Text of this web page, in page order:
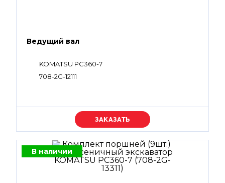
Ведущий вал
KOMATSU PC360-7
708-2G-12111
Уточняйте цену
В наличии